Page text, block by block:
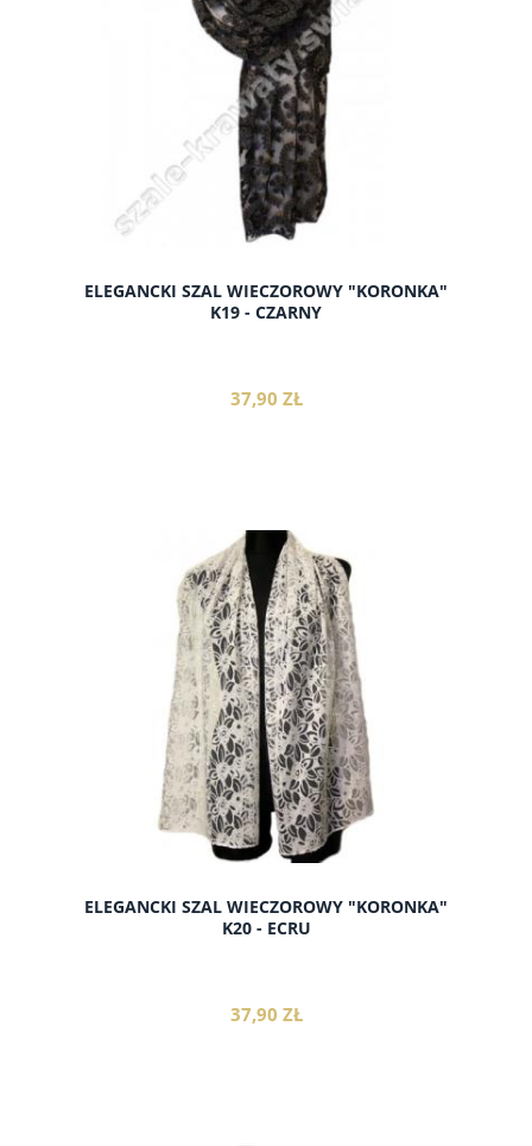
ELEGANCKI SZAL WIECZOROWY "KORONKA"
K19 - CZARNY
37,90 ZŁ
do koszyka
ELEGANCKI SZAL WIECZOROWY "KORONKA"
K20 - ECRU
37,90 ZŁ